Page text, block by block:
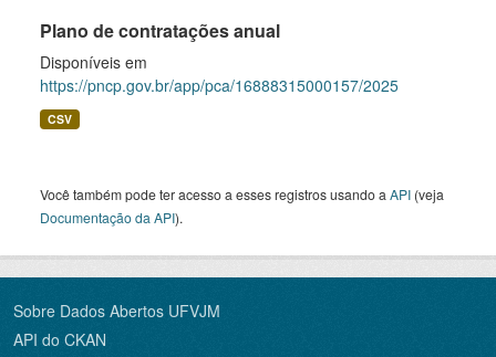
Plano de contratações anual
Disponíveis em
https://pncp.gov.br/app/pca/16888315000157/2025
CSV
Você também pode ter acesso a esses registros usando a API (veja
Documentação da API).
Sobre Dados Abertos UFVJM
API do CKAN